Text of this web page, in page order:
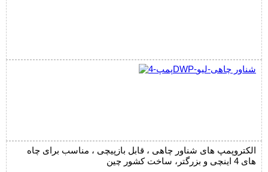
الکتروپمپ های شناور چاهی ، قابل بازپیچی ، مناسب برای چاه
های 4 اینچی و بزرگتر، ساخت کشور چین